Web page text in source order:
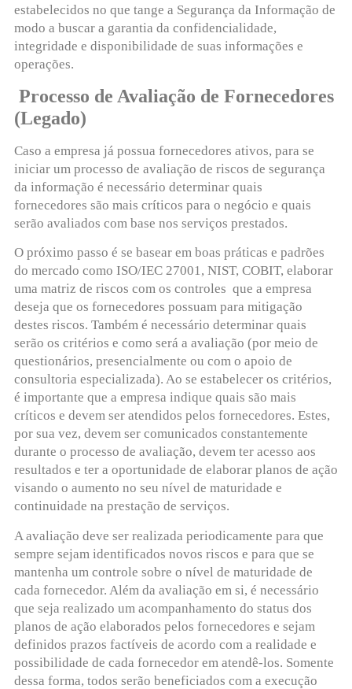
estabelecidos no que tange a Segurança da Informação de
modo a buscar a garantia da confidencialidade,
integridade e disponibilidade de suas informações e
operações.
Processo de Avaliação de Fornecedores
(Legado)
Caso a empresa já possua fornecedores ativos, para se
iniciar um processo de avaliação de riscos de segurança
da informação é necessário determinar quais
fornecedores são mais críticos para o negócio e quais
serão avaliados com base nos serviços prestados.
O próximo passo é se basear em boas práticas e padrões
do mercado como ISO/IEC 27001, NIST, COBIT, elaborar
uma matriz de riscos com os controles que a empresa
deseja que os fornecedores possuam para mitigação
destes riscos. Também é necessário determinar quais
serão os critérios e como será a avaliação (por meio de
questionários, presencialmente ou com o apoio de
consultoria especializada). Ao se estabelecer os critérios,
é importante que a empresa indique quais são mais
críticos e devem ser atendidos pelos fornecedores. Estes,
por sua vez, devem ser comunicados constantemente
durante o processo de avaliação, devem ter acesso aos
resultados e ter a oportunidade de elaborar planos de ação
visando o aumento no seu nível de maturidade e
continuidade na prestação de serviços.
A avaliação deve ser realizada periodicamente para que
sempre sejam identificados novos riscos e para que se
mantenha um controle sobre o nível de maturidade de
cada fornecedor. Além da avaliação em si, é necessário
que seja realizado um acompanhamento do status dos
planos de ação elaborados pelos fornecedores e sejam
definidos prazos factíveis de acordo com a realidade e
possibilidade de cada fornecedor em atendê-los. Somente
dessa forma, todos serão beneficiados com a execução